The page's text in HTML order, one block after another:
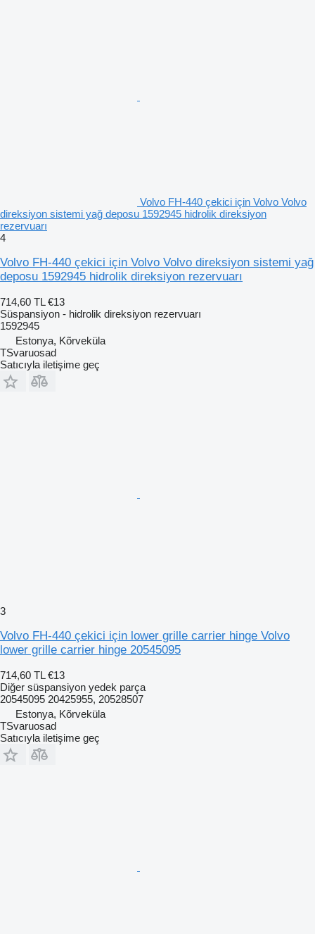
Volvo FH-440 çekici için Volvo Volvo
direksiyon sistemi yağ deposu 1592945 hidrolik direksiyon
rezervuarı
4
Volvo FH-440 çekici için Volvo Volvo direksiyon sistemi yağ
deposu 1592945 hidrolik direksiyon rezervuarı
714,60 TL €13
Süspansiyon - hidrolik direksiyon rezervuarı
1592945
Estonya, Kõrveküla
TSvaruosad
Satıcıyla iletişime geç
3
Volvo FH-440 çekici için lower grille carrier hinge Volvo
lower grille carrier hinge 20545095
714,60 TL €13
Diğer süspansiyon yedek parça
20545095 20425955, 20528507
Estonya, Kõrveküla
TSvaruosad
Satıcıyla iletişime geç